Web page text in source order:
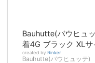
Bauhutte(バウヒュ
着4G ブラック XL
created by Rinker
Bauhutte(バウヒュッテ)